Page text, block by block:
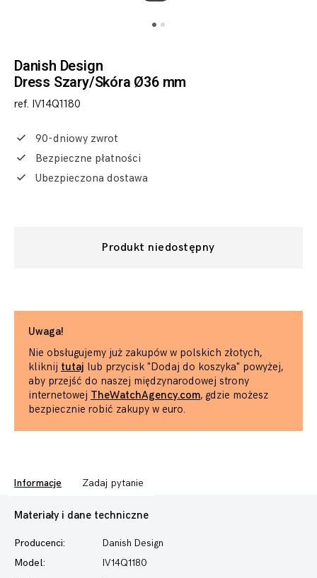
Danish Design
Dress Szary/Skóra Ø36 mm
ref. IV14Q1180
90-dniowy zwrot
Bezpieczne płatności
Ubezpieczona dostawa
Produkt niedostępny
Uwaga!
Nie obsługujemy już zakupów w polskich złotych,
kliknij tutaj lub przycisk "Dodaj do koszyka" powyżej,
aby przejść do naszej międzynarodowej strony
internetowej TheWatchAgency.com, gdzie możesz
bezpiecznie robić zakupy w euro.
Informacje Zadaj pytanie
Materiały i dane techniczne
Producenci:
Danish Design
Model:
IV14Q1180